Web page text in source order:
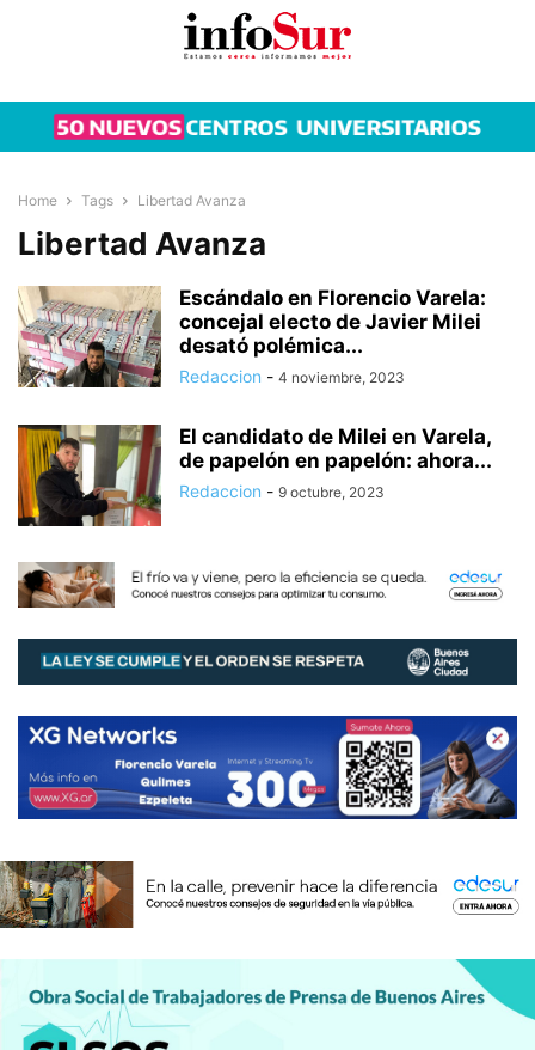
Home Tags Libertad Avanza
Libertad Avanza
Escándalo en Florencio Varela:
concejal electo de Javier Milei
desató polémica...
Redaccion - 4 noviembre, 2023
El candidato de Milei en Varela,
de papelón en papelón: ahora...
Redaccion - 9 octubre, 2023